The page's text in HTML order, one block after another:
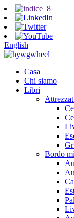
English
Casa
Chi siamo
Libri
Bordo